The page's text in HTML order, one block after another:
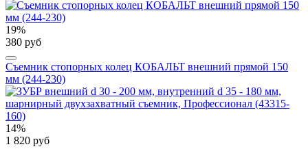
19%
380 руб
Съемник стопорных колец КОБАЛЬТ внешний прямой 150
мм (244-230)
14%
1 820 руб